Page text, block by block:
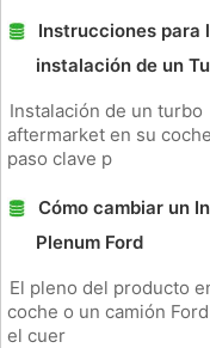
Instrucciones para
instalación de un
Instalación de un turbo
aftermarket en su
paso clave p
Cómo cambiar un
Plenum Ford
El pleno del producto
coche o un camión
el cuer